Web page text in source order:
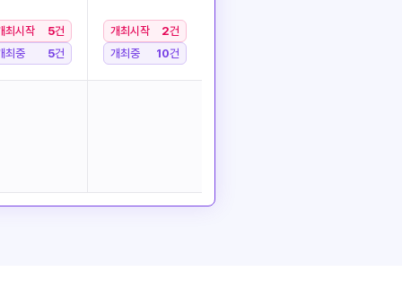
최시작 5건
최중
5건
개최시작 2건
개최중
10건